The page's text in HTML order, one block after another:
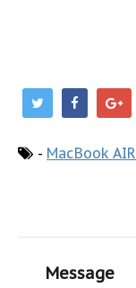
- MacBook AIR
Message